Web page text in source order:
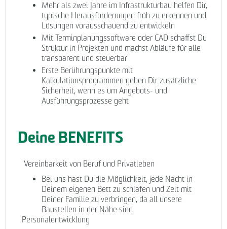
Mehr als zwei Jahre im Infrastrukturbau helfen Dir,
typische Herausforderungen früh zu erkennen und
Lösungen vorausschauend zu entwickeln
Mit Terminplanungssoftware oder CAD schaffst Du
Struktur in Projekten und machst Abläufe für alle
transparent und steuerbar
Erste Berührungspunkte mit
Kalkulationsprogrammen geben Dir zusätzliche
Sicherheit, wenn es um Angebots- und
Ausführungsprozesse geht
Deine BENEFITS
Vereinbarkeit von Beruf und Privatleben
Bei uns hast Du die Möglichkeit, jede Nacht in
Deinem eigenen Bett zu schlafen und Zeit mit
Deiner Familie zu verbringen, da all unsere
Baustellen in der Nähe sind.
Personalentwicklung